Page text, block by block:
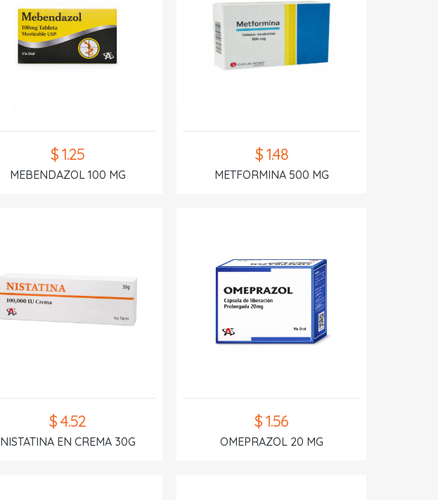
$ 1.25
MEBENDAZOL 100 MG
$ 1.48
METFORMINA 500 MG
$ 4.52
NISTATINA EN CREMA 30G
$ 1.56
OMEPRAZOL 20 MG